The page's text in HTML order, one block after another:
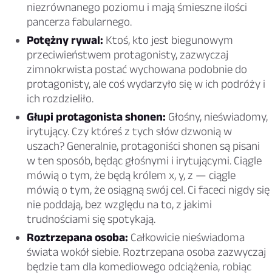
niezrównanego poziomu i mają śmieszne ilości
pancerza fabularnego.
Potężny rywal: Ktoś, kto jest biegunowym
przeciwieństwem protagonisty, zazwyczaj
zimnokrwista postać wychowana podobnie do
protagonisty, ale coś wydarzyło się w ich podróży i
ich rozdzieliło.
Głupi protagonista shonen: Głośny, nieświadomy,
irytujący. Czy któreś z tych słów dzwonią w
uszach? Generalnie, protagoniści shonen są pisani
w ten sposób, będąc głośnymi i irytującymi. Ciągle
mówią o tym, że będą królem x, y, z — ciągle
mówią o tym, że osiągną swój cel. Ci faceci nigdy się
nie poddają, bez względu na to, z jakimi
trudnościami się spotykają.
Roztrzepana osoba: Całkowicie nieświadoma
świata wokół siebie. Roztrzepana osoba zazwyczaj
będzie tam dla komediowego odciążenia, robiąc